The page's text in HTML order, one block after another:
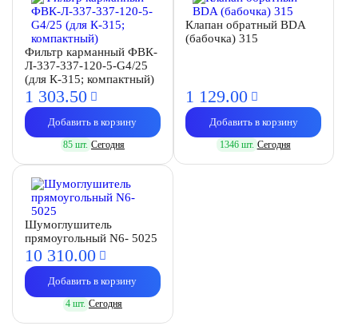
Фильтр карманный ФВК-
Л-337-337-120-5-G4/25
(для К-315; компактный)
1 303.50
Добавить в корзину
85 шт. Сегодня
Клапан обратный BDA
(бабочка) 315
1 129.00
Добавить в корзину
1346 шт. Сегодня
Шумоглушитель
прямоугольный N6- 5025
10 310.00
Добавить в корзину
4 шт. Сегодня